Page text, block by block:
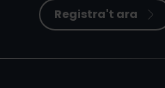
Registra't ara